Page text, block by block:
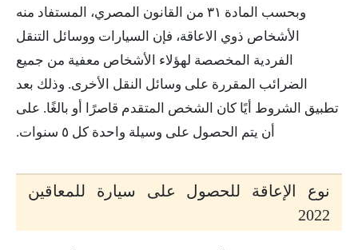
وبحسب المادة ٣١ من القانون المصري، المستفاد منه
الأشخاص ذوي الاعاقة، فإن السيارات ووسائل التنقل
الفردية المخصصة لهؤلاء الأشخاص معفية من جميع
الضرائب المقررة على وسائل النقل الأخرى. وذلك بعد
تطبيق الشروط أيًا كان الشخص المتقدم قاصرًا أو بالغًا. على
أن يتم الحصول على وسيلة واحدة كل ٥ سنوات.
نوع الإعاقة للحصول على سيارة للمعاقين
2022